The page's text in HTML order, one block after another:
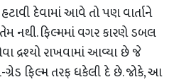
દેવામાં આવે તો પણ વાર્તાને
નથી. ફિલ્મમાં વગર કારણે ડબલ
દ્રશ્યો રાખવામાં આવ્યા છે જે
ફિલ્મ તરફ ધકેલી દે છે. જોકે, આ